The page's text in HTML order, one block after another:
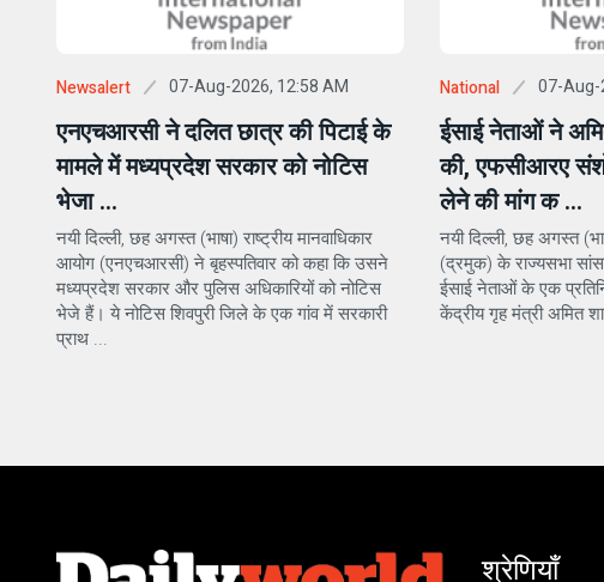
Newsalert 07-Aug-2026, 12:58 AM
एनएचआरसी ने दलित छात्र की पिटाई के
मामले में मध्यप्रदेश सरकार को नोटिस
भेजा ...
नयी दिल्ली, छह अगस्त (भाषा) राष्ट्रीय मानवाधिकार
आयोग (एनएचआरसी) ने बृहस्पतिवार को कहा कि उसने
मध्यप्रदेश सरकार और पुलिस अधिकारियों को नोटिस
भेजे हैं। ये नोटिस शिवपुरी जिले के एक गांव में सरकारी
प्राथ ...
National 07-Aug-
ईसाई नेताओं ने
की, एफसीआरए
लेने की मांग क ...
नयी दिल्ली, छह अगस्त
(द्रमुक) के राज्यसभा
ईसाई नेताओं के एक
केंद्रीय गृह मंत्री अमित
श्रेणियाँ